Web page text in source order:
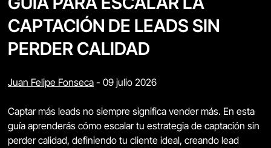
CAPTACIÓN DE LEADS SIN
PERDER CALIDAD
Juan Felipe Fonseca - 09 julio 2026
Captar más leads no siempre significa vender más. En esta
guía aprenderás cómo escalar tu estrategia de captación sin
perder calidad, definiendo tu cliente ideal, creando lead